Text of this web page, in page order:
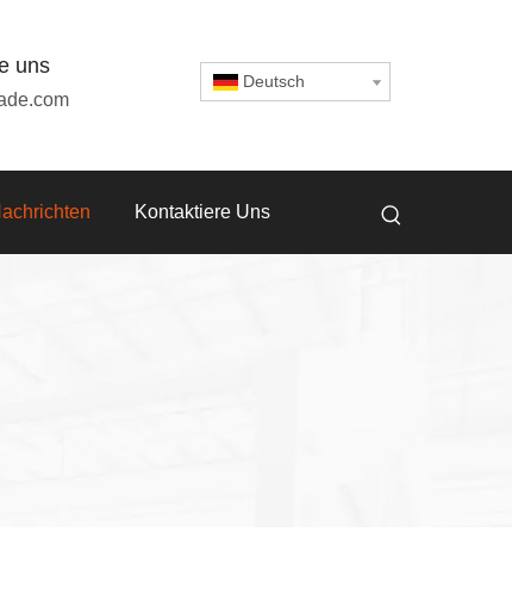
uns
Deutsch
Kontaktiere Uns